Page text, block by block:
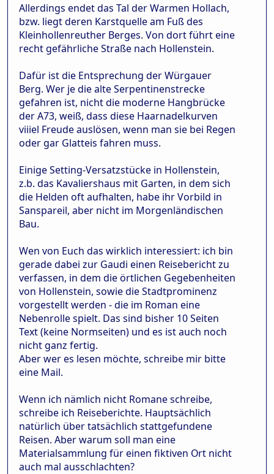
Allerdings endet das Tal der Warmen Hollach,
bzw. liegt deren Karstquelle am Fuß des
Kleinhollenreuther Berges. Von dort führt eine
recht gefährliche Straße nach Hollenstein.
Dafür ist die Entsprechung der Würgauer
Berg. Wer je die alte Serpentinenstrecke
gefahren ist, nicht die moderne Hangbrücke
der A73, weiß, dass diese Haarnadelkurven
viiiel Freude auslösen, wenn man sie bei Regen
oder gar Glatteis fahren muss.
Einige Setting-Versatzstücke in Hollenstein,
z.b. das Kavaliershaus mit Garten, in dem sich
die Helden oft aufhalten, habe ihr Vorbild in
Sanspareil, aber nicht im Morgenländischen
Bau.
Wen von Euch das wirklich interessiert: ich bin
gerade dabei zur Gaudi einen Reisebericht zu
verfassen, in dem die örtlichen Gegebenheiten
von Hollenstein, sowie die Stadtprominenz
vorgestellt werden - die im Roman eine
Nebenrolle spielt. Das sind bisher 10 Seiten
Text (keine Normseiten) und es ist auch noch
nicht ganz fertig.
Aber wer es lesen möchte, schreibe mir bitte
eine Mail.
Wenn ich nämlich nicht Romane schreibe,
schreibe ich Reiseberichte. Hauptsächlich
natürlich über tatsächlich stattgefundene
Reisen. Aber warum soll man eine
Materialsammlung für einen fiktiven Ort nicht
auch mal ausschlachten?